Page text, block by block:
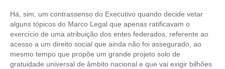
ATUALIZAÇÃO CADASTRAL
NÚCLEO JOVEM
Há, sim, um contrassenso do Executivo quando decide vetar
alguns tópicos do Marco Legal que apenas ratificavam o
exercício de uma atribuição dos entes federados, referente ao
acesso a um direito social que ainda não foi assegurado, ao
mesmo tempo que propõe um grande projeto solo de
gratuidade universal de âmbito nacional e que vai exigir bilhões